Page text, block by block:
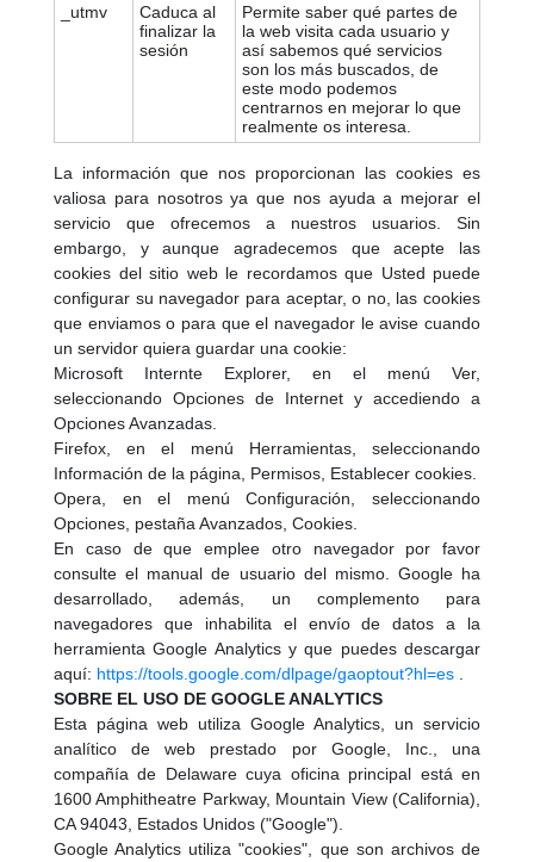
_utmv
Caduca al
finalizar la
sesión
Permite saber qué partes de
la web visita cada usuario y
así sabemos qué servicios
son los más buscados, de
este modo podemos
centrarnos en mejorar lo que
realmente os interesa.
La información que nos proporcionan las cookies es
valiosa para nosotros ya que nos ayuda a mejorar el
servicio que ofrecemos a nuestros usuarios. Sin
embargo, y aunque agradecemos que acepte las
cookies del sitio web le recordamos que Usted puede
configurar su navegador para aceptar, o no, las cookies
que enviamos o para que el navegador le avise cuando
un servidor quiera guardar una cookie:
Microsoft Internte Explorer, en el menú Ver,
seleccionando Opciones de Internet y accediendo a
Opciones Avanzadas.
Firefox, en el menú Herramientas, seleccionando
Información de la página, Permisos, Establecer cookies.
Opera, en el menú Configuración, seleccionando
Opciones, pestaña Avanzados, Cookies.
En caso de que emplee otro navegador por favor
consulte el manual de usuario del mismo. Google ha
desarrollado, además, un complemento para
navegadores que inhabilita el envío de datos a la
herramienta Google Analytics y que puedes descargar
aquí: https://tools.google.com/dlpage/gaoptout?hl=es
SOBRE EL USO DE GOOGLE ANALYTICS
Esta página web utiliza Google Analytics, un servicio
analítico de web prestado por Google, Inc., una
compañía de Delaware cuya oficina principal está en
1600 Amphitheatre Parkway, Mountain View (California),
CA 94043, Estados Unidos ("Google").
Google Analytics utiliza "cookies", que son archivos de